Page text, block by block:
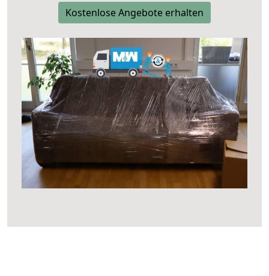
Kostenlose Angebote erhalten